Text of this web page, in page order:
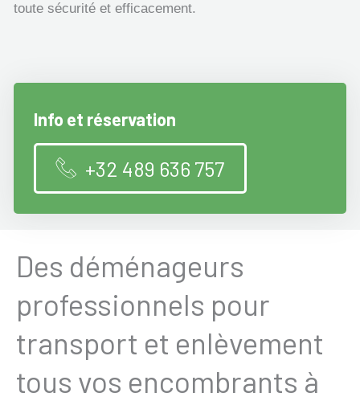
toute sécurité et efficacement.
Info et réservation
+32 489 636 757
Des déménageurs
professionnels pour
transport et enlèvement
tous vos encombrants à